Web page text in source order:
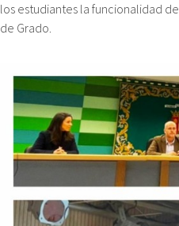
los estudiantes la funcionalidad de
de Grado.